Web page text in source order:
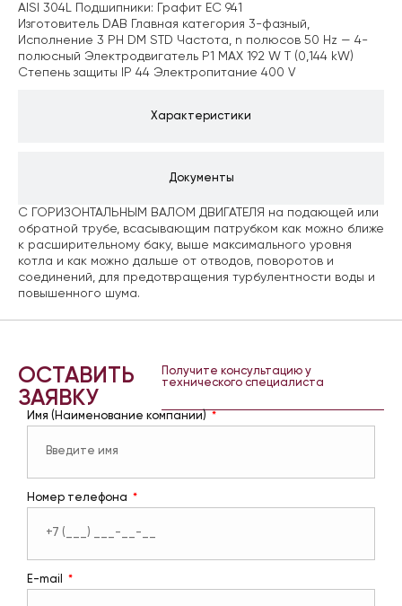
Характеристики
Документы
AISI 304L
Подшипники: Графит EC 941
Изготовитель DAB Главная категория 3-фазный,
Исполнение 3 PH DM STD Частота, n полюсов 50 Hz — 4-
полюсный Электродвигатель P1 MAX 192 W T (0,144 kW)
Степень защиты IP 44 Электропитание 400 V
С ГОРИЗОНТАЛЬНЫМ ВАЛОМ ДВИГАТЕЛЯ на подающей или
обратной трубе, всасывающим патрубком как можно ближе
к расширительному баку, выше максимального уровня
котла и как можно дальше от отводов, поворотов и
соединений, для предотвращения турбулентности воды и
повышенного шума.
ОСТАВИТЬ
ЗАЯВКУ
Получите консультацию у
технического специалиста
Имя (Наименование компании)
Номер телефона
E-mail